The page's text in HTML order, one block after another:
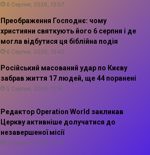
6 Серпня, 2026, 13:57
Преображення Господнє: чому
християни святкують його 6 серпня і де
могла відбутися ця біблійна подія
6 Серпня, 2026, 13:42
Російський масований удар по Києву
забрав життя 17 людей, ще 44 поранені
5 Серпня, 2026, 11:16
Редактор Operation World закликав
Церкву активніше долучатися до
незавершеної місії
5 Серпня, 2026, 10:14